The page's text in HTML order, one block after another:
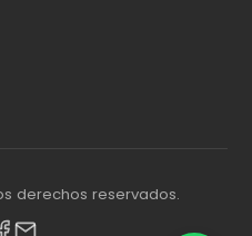
derechos reservados.